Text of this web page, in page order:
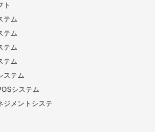
ト
テム
テム
テム
テム
ステム
システム
ジメントシステ